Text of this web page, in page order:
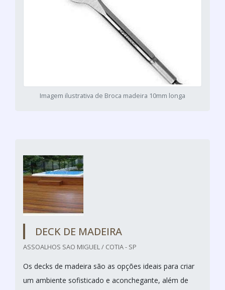
Imagem ilustrativa de Broca madeira 10mm longa
DECK DE MADEIRA
ASSOALHOS SAO MIGUEL / COTIA - SP
Os decks de madeira são as opções ideais para criar
um ambiente sofisticado e aconchegante, além de